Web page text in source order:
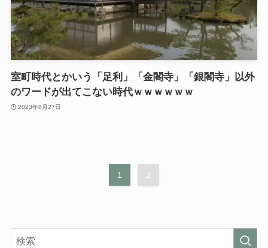
室町時代とかいう「足利」「金閣寺」「銀閣寺」以外
のワードが出てこない時代ｗｗｗｗｗｗ
2023年8月27日
1 2